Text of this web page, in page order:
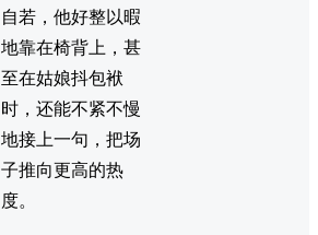
自若，他好整以暇
地靠在椅背上，甚
至在姑娘抖包袱
时，还能不紧不慢
地接上一句，把场
子推向更高的热
度。